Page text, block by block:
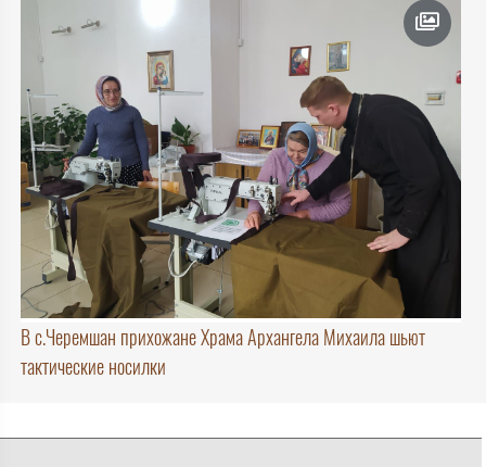
В с.Черемшан прихожане Храма Архангела Михаила шьют
тактические носилки